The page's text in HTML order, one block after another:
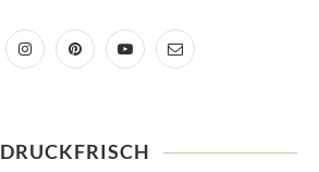
DRUCKFRISCH